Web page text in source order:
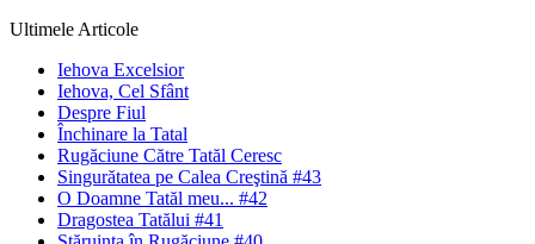
Ultimele Articole
Iehova Excelsior
Iehova, Cel Sfânt
Despre Fiul
Închinare la Tatal
Rugăciune Către Tatăl Ceresc
Singurătatea pe Calea Creştină #43
O Doamne Tatăl meu... #42
Dragostea Tatălui #41